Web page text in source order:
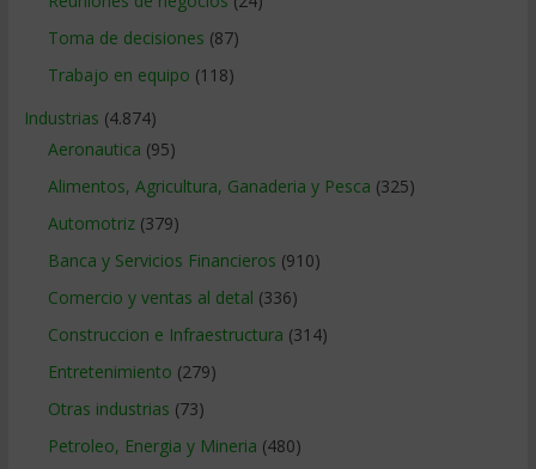
Toma de decisiones (87)
Trabajo en equipo (118)
Industrias (4.874)
Aeronautica (95)
Alimentos, Agricultura, Ganaderia y Pesca (325)
Automotriz(379)
Banca y Servicios Financieros (910)
Comercio y ventas al detal (336)
Construccion e Infraestructura (314)
Entretenimiento (279)
Otras industrias (73)
Petroleo, Energia y Mineria (480)